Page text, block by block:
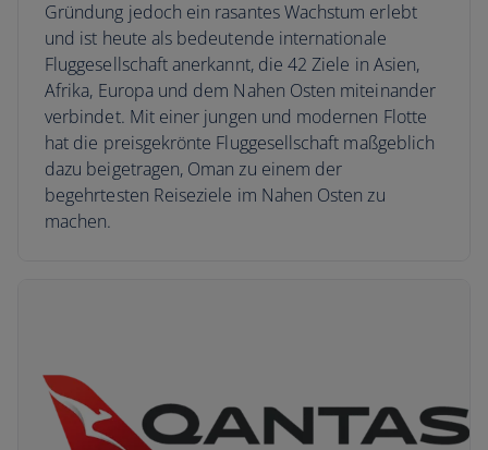
Gründung jedoch ein rasantes Wachstum erlebt
und ist heute als bedeutende internationale
Fluggesellschaft anerkannt, die 42 Ziele in Asien,
Afrika, Europa und dem Nahen Osten miteinander
verbindet. Mit einer jungen und modernen Flotte
hat die preisgekrönte Fluggesellschaft maßgeblich
dazu beigetragen, Oman zu einem der
begehrtesten Reiseziele im Nahen Osten zu
machen.